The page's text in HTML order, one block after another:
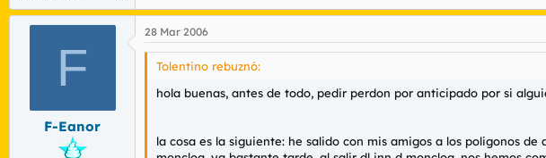
F
F-Eanor
28 Mar 2006
Tolentino rebuznó:
hola buenas, antes de todo, pedir perdon por anticipado por si
la cosa es la siguiente: he salido con mis amigos a los poligonos